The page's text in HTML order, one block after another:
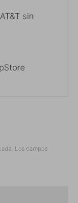
sin
Los campos